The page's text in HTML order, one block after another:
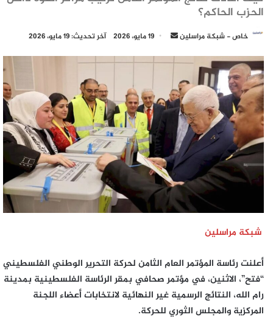
الحزب الحاكم؟
خاص - شبكة مراسلين
أرسل
إلكترونيا
19 مايو، 2026 آخر تحديث: 19 مايو، 2026
شبكة مراسلين
أعلنت رئاسة المؤتمر العام الثامن لحركة التحرير الوطني الفلسطيني
“فتح”، الاثنين، في مؤتمر صحافي بمقر الرئاسة الفلسطينية بمدينة
رام الله، النتائج الرسمية غير النهائية لانتخابات أعضاء اللجنة
المركزية والمجلس الثوري للحركة.